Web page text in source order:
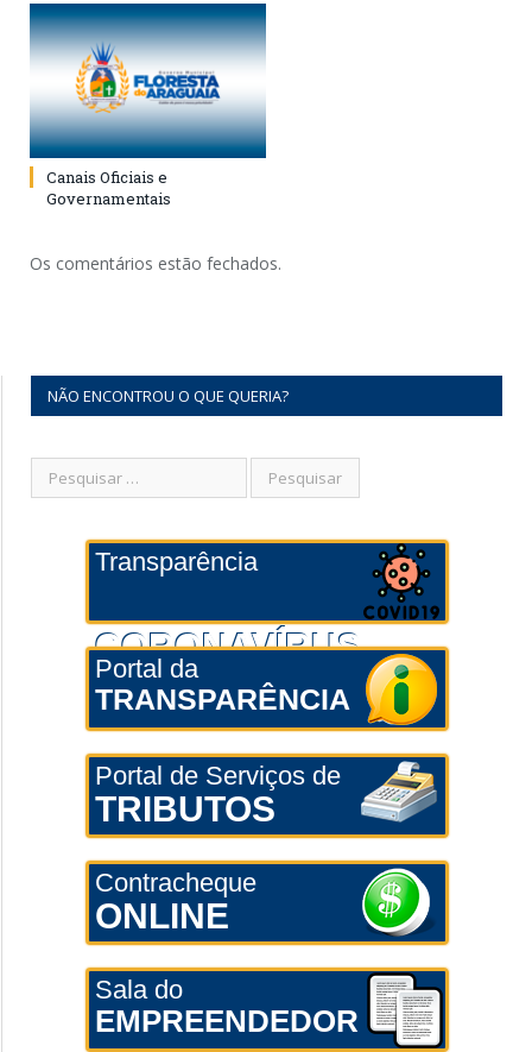
Canais Oficiais e
Governamentais
Os comentários estão fechados.
NÃO ENCONTROU O QUE QUERIA?
Transparência
CORONAVÍRUS
Portal da
TRANSPARÊNCIA
Portal de Serviços de
TRIBUTOS
Contracheque
ONLINE
Sala do
EMPREENDEDOR